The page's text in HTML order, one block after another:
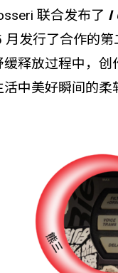
联合发布了 I
发行了合作的第
释放过程中，
中美好瞬间的